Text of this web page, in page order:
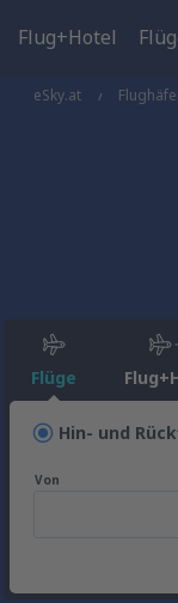
Flug+Hotel
eSky.at
Flüge
Hin- und
Von